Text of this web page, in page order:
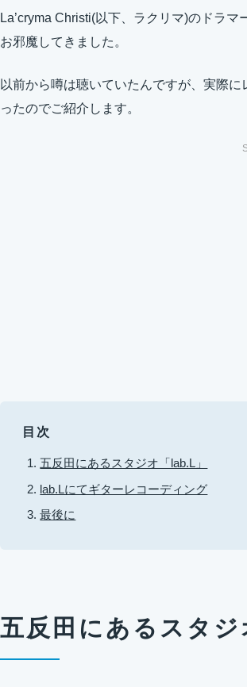
La’cryma Christi(以下、ラクリマ)のドラ
お邪魔してきました。
以前から噂は聴いていたんですが、実際
ったのでご紹介します。
目次
五反田にあるスタジオ「lab.L」
lab.Lにてギターレコーディング
最後に
五反田にあるスタジ